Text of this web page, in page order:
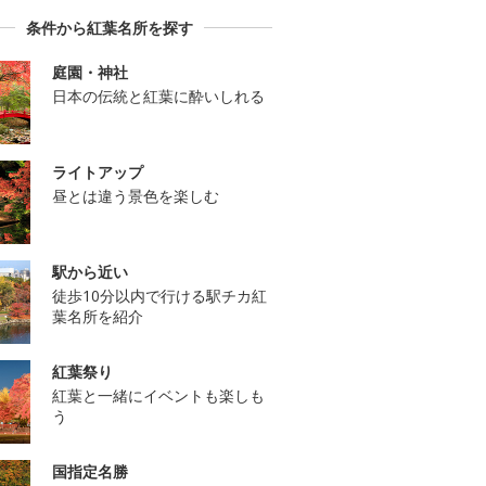
条件から紅葉名所を探す
庭園・神社
日本の伝統と紅葉に酔いしれる
ライトアップ
昼とは違う景色を楽しむ
駅から近い
徒歩10分以内で行ける駅チカ紅
葉名所を紹介
紅葉祭り
紅葉と一緒にイベントも楽しも
う
国指定名勝